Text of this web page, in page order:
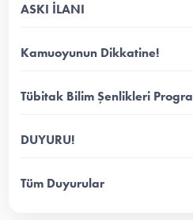
ASKI İLANI
Kamuoyunun Dikkatine!
Tübitak Bilim Şenlikleri
DUYURU!
Tüm Duyurular